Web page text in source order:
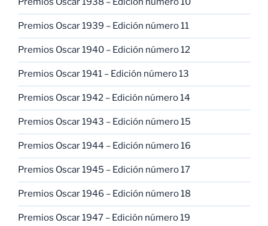
Premios Oscar 1939 – Edición número 11
Premios Oscar 1940 – Edición número 12
Premios Oscar 1941 – Edición número 13
Premios Oscar 1942 – Edición número 14
Premios Oscar 1943 – Edición número 15
Premios Oscar 1944 – Edición número 16
Premios Oscar 1945 – Edición número 17
Premios Oscar 1946 – Edición número 18
Premios Oscar 1947 – Edición número 19